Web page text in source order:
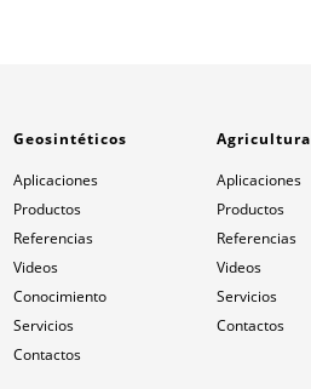
Geosintéticos
Aplicaciones
Productos
Referencias
Videos
Conocimiento
Servicios
Contactos
Agricultura
Aplicaciones
Productos
Referencias
Videos
Servicios
Contactos